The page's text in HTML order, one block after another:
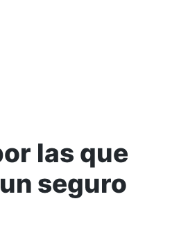
las que
seguro